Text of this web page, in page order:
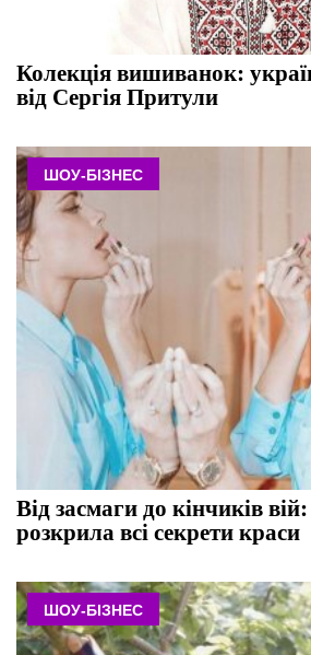
Колекція вишиванок:
від Сергія Притули
ШОУ-БІЗНЕС
Від засмаги до кінчиків
розкрила всі секрети краси
ШОУ-БІЗНЕС